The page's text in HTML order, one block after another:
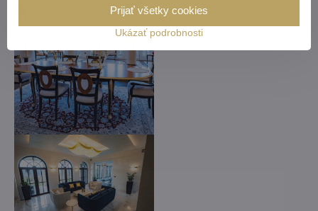
Ukázať podrobnosti
Prijať všetky cookies